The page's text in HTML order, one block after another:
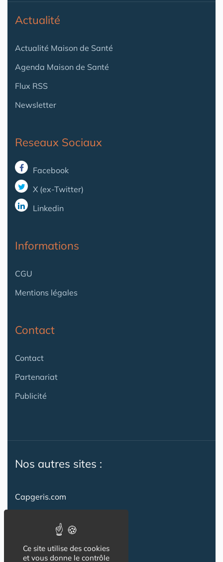
Actualité
Actualité Maison de Santé
Agenda Maison de Santé
Flux RSS
Newsletter
Reseaux Sociaux
Facebook
X (ex-Twitter)
Linkedin
Informations
CGU
Mentions légales
Contact
Contact
Partenariat
Publicité
Nos autres sites :
Capgeris.com
Emploi-formation-sante.com
Seniorissimmo.com
Ce site utilise des cookies
et vous donne le contrôle